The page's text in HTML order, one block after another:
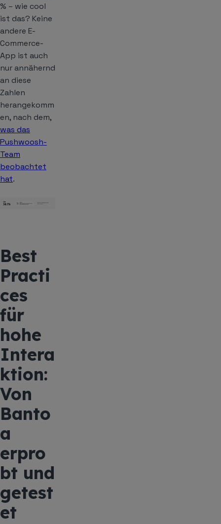
% – wie cool
ist das? Keine
andere E-
Commerce-
App ist auch
nur annähernd
an diese
Zahlen
herangekomm
en, nach dem,
was das
Pushwoosh-
Team
beobachtet
hat.
Best
Practi
ces
für
hohe
Intera
ktion:
Von
Banto
a
erpro
bt und
getest
et